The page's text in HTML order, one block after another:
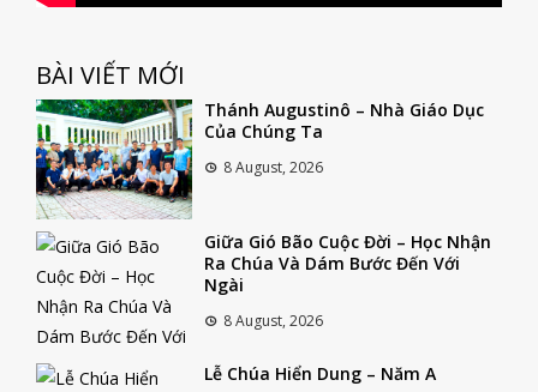
BÀI VIẾT MỚI
Thánh Augustinô – Nhà Giáo Dục
Của Chúng Ta
8 August, 2026
Giữa Gió Bão Cuộc Đời – Học Nhận
Ra Chúa Và Dám Bước Đến Với
Ngài
8 August, 2026
Lễ Chúa Hiển Dung – Năm A